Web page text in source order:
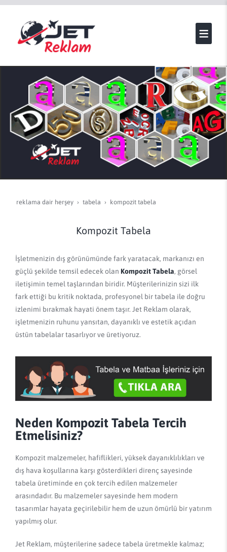
reklama dair herşey tabela kompozi̇t tabela
Kompozit Tabela
İşletmenizin dış görünümünde fark yaratacak, markanızı en
güçlü şekilde temsil edecek olan Kompozit Tabela, görsel
iletişimin temel taşlarından biridir. Müşterilerinizin sizi ilk
fark ettiği bu kritik noktada, profesyonel bir tabela ile doğru
izlenimi bırakmak hayati önem taşır. Jet Reklam olarak,
işletmenizin ruhunu yansıtan, dayanıklı ve estetik açıdan
üstün tabelalar tasarlıyor ve üretiyoruz.
Neden Kompozit Tabela Tercih
Etmelisiniz?
Kompozit malzemeler, hafiflikleri, yüksek dayanıklılıkları ve
dış hava koşullarına karşı gösterdikleri direnç sayesinde
tabela üretiminde en çok tercih edilen malzemeler
arasındadır. Bu malzemeler sayesinde hem modern
tasarımlar hayata geçirilebilir hem de uzun ömürlü bir yatırım
yapılmış olur.
Jet Reklam, müşterilerine sadece tabela üretmekle kalmaz;